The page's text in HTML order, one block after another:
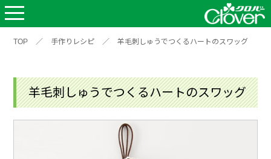
TOP ／ 手作りレシピ ／ 羊毛刺しゅうでつくるハートのスワッグ
羊毛刺しゅうでつくるハートのスワッグ